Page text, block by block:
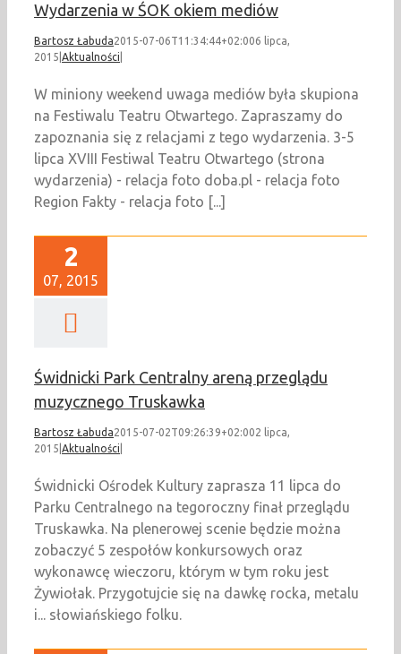
Wydarzenia w ŚOK okiem mediów
Bartosz Łabuda2015-07-06T11:34:44+02:006 lipca,
2015 Aktualności
W miniony weekend uwaga mediów była skupiona
na Festiwalu Teatru Otwartego. Zapraszamy do
zapoznania się z relacjami z tego wydarzenia. 3-5
lipca XVIII Festiwal Teatru Otwartego (strona
wydarzenia) - relacja foto doba.pl - relacja foto
Region Fakty - relacja foto [...]
2
07, 2015
Świdnicki Park Centralny areną przeglądu
muzycznego Truskawka
Bartosz Łabuda2015-07-02T09:26:39+02:002 lipca,
2015 Aktualności
Świdnicki Ośrodek Kultury zaprasza 11 lipca do
Parku Centralnego na tegoroczny finał przeglądu
Truskawka. Na plenerowej scenie będzie można
zobaczyć 5 zespołów konkursowych oraz
wykonawcę wieczoru, którym w tym roku jest
Żywiołak. Przygotujcie się na dawkę rocka, metalu
i... słowiańskiego folku.